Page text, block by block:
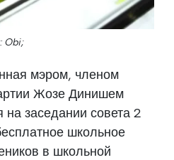
Obi;
мэром, членом
Жозе Динишем
заседании совета 2
школьное
в школьной